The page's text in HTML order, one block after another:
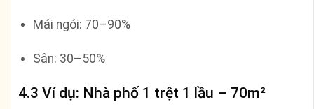
Mái ngói: 70–90%
Sân: 30–50%
4.3 Ví dụ: Nhà phố 1 trệt 1 lầu – 70m²